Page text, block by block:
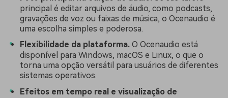
principal é editar arquivos de áudio, como podcasts,
gravações de voz ou faixas de música, o Ocenaudio é
uma escolha simples e poderosa.
Flexibilidade da plataforma. O Ocenaudio está
disponível para Windows, macOS e Linux, o que o
torna uma opção versátil para usuários de diferentes
sistemas operativos.
Efeitos em tempo real e visualização de